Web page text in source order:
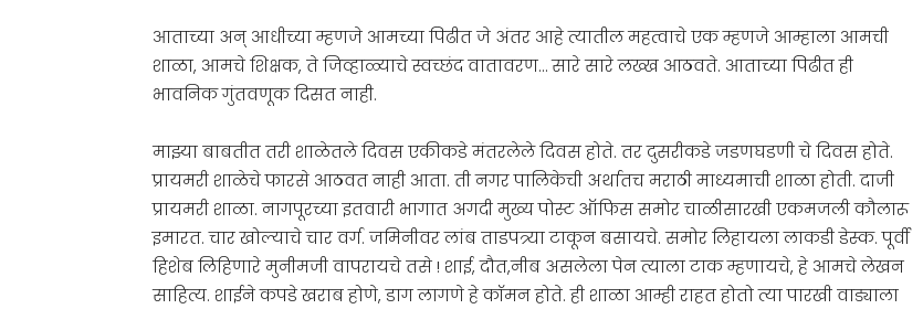
आताच्या अन् आधीच्या म्हणजे आमच्या पिढीत जे अंतर आहे त्यातील महत्वाचे एक म्हणजे आम्हाला आमची
शाळा, आमचे शिक्षक, ते जिव्हाळ्याचे स्वच्छंद वातावरण… सारे सारे लख्ख आठवते. आताच्या पिढीत ही
भावनिक गुंतवणूक दिसत नाही.
माझ्या बाबतीत तरी शाळेतले दिवस एकीकडे मंतरलेले दिवस होते. तर दुसरीकडे जडणघडणी चे दिवस होते.
प्रायमरी शाळेचे फारसे आठवत नाही आता. ती नगर पालिकेची अर्थातच मराठी माध्यमाची शाळा होती. दाजी
प्रायमरी शाळा. नागपूरच्या इतवारी भागात अगदी मुख्य पोस्ट ऑफिस समोर चाळीसारखी एकमजली कौलारू
इमारत. चार खोल्याचे चार वर्ग. जमिनीवर लांब ताडपत्र्या टाकून बसायचे. समोर लिहायला लाकडी डेस्क. पूर्वी
हिशेब लिहिणारे मुनीमजी वापरायचे तसे ! शाई, दौत,नीब असलेला पेन त्याला टाक म्हणायचे, हे आमचे लेखन
साहित्य. शाईने कपडे खराब होणे, डाग लागणे हे कॉमन होते. ही शाळा आम्ही राहत होतो त्या पारखी वाड्याला